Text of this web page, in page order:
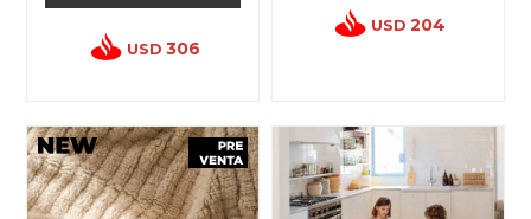
USD 306
USD 204